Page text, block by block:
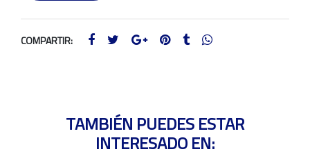
COMPARTIR:
TAMBIÉN PUEDES ESTAR
INTERESADO EN: